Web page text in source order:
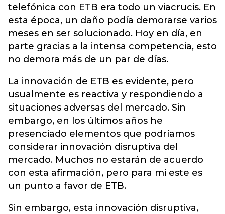
telefónica con ETB era todo un viacrucis. En
esta época, un daño podía demorarse varios
meses en ser solucionado. Hoy en día, en
parte gracias a la intensa competencia, esto
no demora más de un par de días.
La innovación de ETB es evidente, pero
usualmente es reactiva y respondiendo a
situaciones adversas del mercado. Sin
embargo, en los últimos años he
presenciado elementos que podríamos
considerar innovación disruptiva del
mercado. Muchos no estarán de acuerdo
con esta afirmación, pero para mi este es
un punto a favor de ETB.
Sin embargo, esta innovación disruptiva,